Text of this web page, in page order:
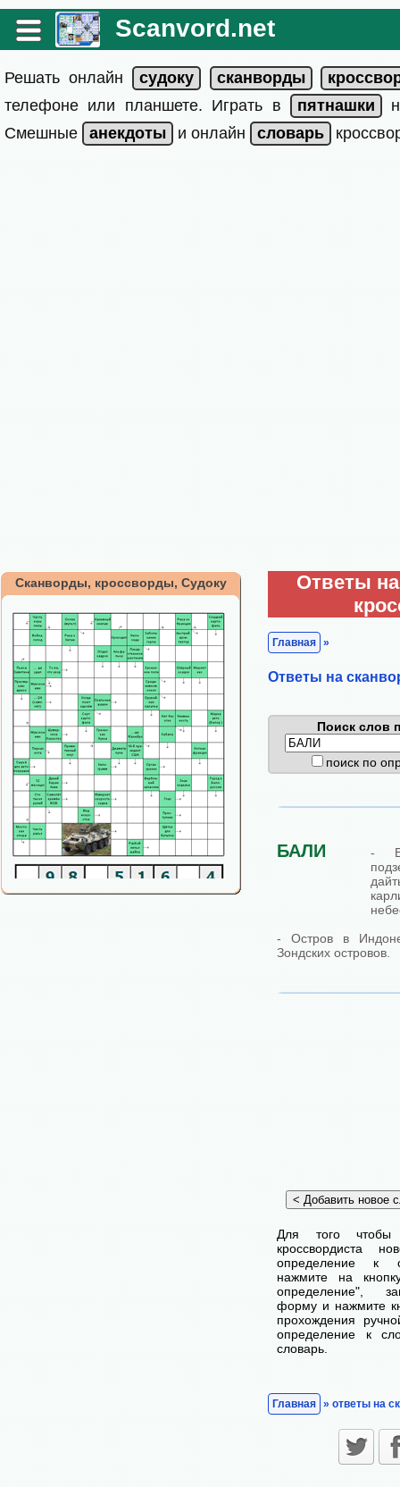
Scanvord.net
Решать онлайн
телефоне или планшете. Играть в
Смешные
и онлайн
Сканворды, кроссворды, Судоку
Ответы
Главная »
Ответы на
Поиск слов
поиск по
БАЛИ
- В
- Остров в
Зондских островов.
Для того чтобы
кроссвордиста
определение к
нажмите на
определение",
форму и нажмите
прохождения
определение к
словарь.
Главная » ответы на